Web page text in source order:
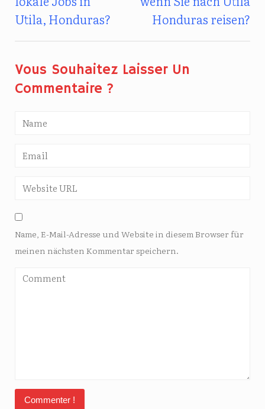
Utila, Honduras?
Honduras reisen?
Vous Souhaitez Laisser Un
Commentaire ?
Name, E-Mail-Adresse und Website in diesem Browser für
meinen nächsten Kommentar speichern.